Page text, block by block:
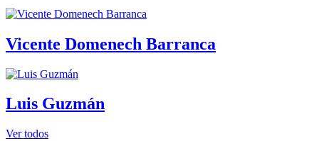
Vicente Domenech Barranca
Luis Guzmán
Ver todos